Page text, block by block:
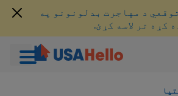
د مهاجرت بدلونونو په
کړه تر لاسه کړئ.